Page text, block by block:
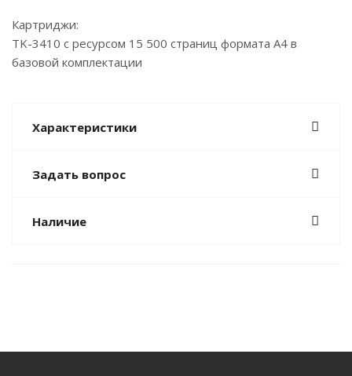
Картриджи:
TK-3410 с ресурсом 15 500 страниц формата А4 в
базовой комплектации
Характеристики
Задать вопрос
Наличие